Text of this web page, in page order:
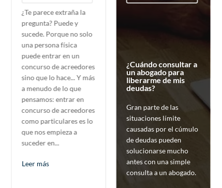
¿Te parece extraña la
pregunta? Puede y
sucede. Porque no solo
una persona física
puede entrar en un
concurso de acreedores
sino que lo hace... Y más
a menudo de lo que
pensamos: entrar en
concurso de acreedores
como particulares es lo
que nos empieza a
suceder en...
Leer más
¿Cuándo consultar a
un abogado para
liberarme de mis
deudas?
Gran parte de las
situaciones límite
causadas por el cúmulo
de deudas pueden
solucionarse mucho
antes con una simple
consulta a un abogado.